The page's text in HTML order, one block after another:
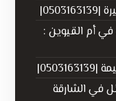
أم القيوين :
في الشارقة